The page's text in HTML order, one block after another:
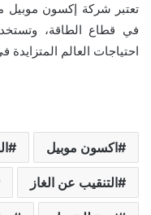
تعتبر شركة إكسون موبيل
في قطاع الطاقة، وتستخدم
احتياجات العالم المتزايدة
اكسون موبيل
التنقيب عن الغاز